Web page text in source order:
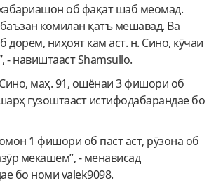
об фақат шаб меомад.
комилан қатъ мешавад. Ва
дорем, ниҳоят кам аст. н. Сино, кӯчаи
- навиштааст Shamsullo.
маҳ. 91, ошёнаи 3 фишори об
гузоштааст истифодабарандае бо
1 фишори об паст аст, рӯзона об
мекашем”, - менависад
бо номи valek9098.